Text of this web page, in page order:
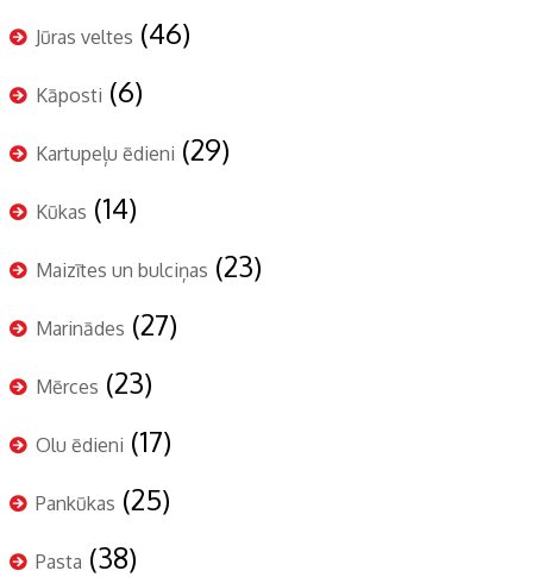
Jūras veltes (46)
Kāposti (6)
Kartupeļu ēdieni (29)
Kūkas (14)
Maizītes un bulciņas (23)
Marinādes (27)
Mērces (23)
Olu ēdieni (17)
Pankūkas (25)
Pasta (38)